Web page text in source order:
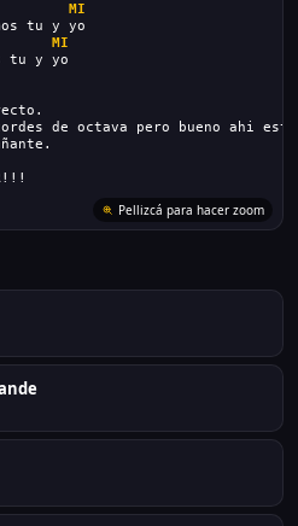
MI
tu y yo
MI
tu y yo
de octava pero bueno ahi